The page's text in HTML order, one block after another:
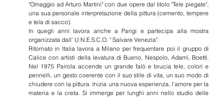
"Omaggio ad Arturo Martini" con due opere dal titolo "Tele piegate",
una sua personale interpretazione della pittura (cemento, tempere
e tela di sacco).
In quegli anni lavora anche a Parigi e partecipa alla mostra
organizzata dall’ U.N.E.S.C.O. " Salvare Venezia".
Ritornato in Italia lavora a Milano per frequentare poi il gruppo di
Calice con artisti della levatura di Bueno, Nespolo, Adami, Boetti.
Nel 1975 Pairola accende un grande falò e brucia tele, colori e
pennelli, un gesto coerente con il suo stile di vita, un suo modo di
chiudere con la pittura. Inizia una nuova esperienza, l’amore per la
materia e la creta. Si immerge per lunghi anni nello studio delle